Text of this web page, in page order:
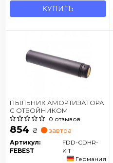
КУПИТЬ
ПЫЛЬНИК АМОРТИЗАТОРА
С ОТБОЙНИКОМ
0 отзывов
854 ₴ завтра
Артикул:
FDD-CDHR-
KIT
FEBEST
Германия